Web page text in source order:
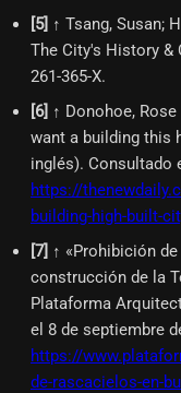
[5] ↑ Tsang, Susan;
The City's History &
261-365-X.
[6] ↑ Donohoe,
want a building this
inglés). Consultado
https://
building-high-built-
[7] ↑ «Prohibición
construcción de la
Plataforma
el 8 de septiembre
https://
de-rascacielos-en-